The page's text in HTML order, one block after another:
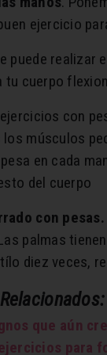
ejercicio
puede realizar
tu cuerpo
con
músculos
en cada
del cuerpo
con pesas.
palmas
diez veces,
que aún
para